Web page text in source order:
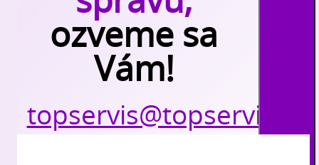
ozveme sa
Vám!
topservis@topservis.sk